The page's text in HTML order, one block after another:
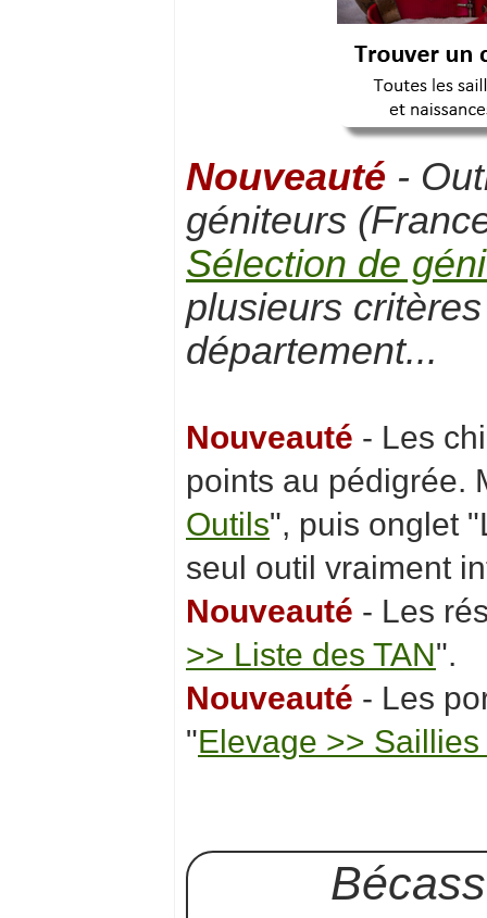
Nouveauté -
géniteurs
Sélection de
plusieurs
département...
Nouveauté - Les
points au pédigrée.
Outils", puis onglet
seul outil vraiment
Nouveauté - Les
>> Liste des TAN".
Nouveauté - Les
"Elevage >>